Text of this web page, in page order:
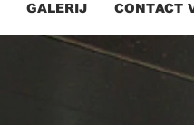
GALERIJ CONTACT